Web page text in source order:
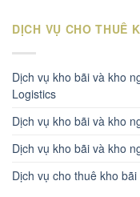
DỊCH VỤ CHO THUÊ
Dịch vụ kho bãi và kho
Logistics
Dịch vụ kho bãi và kho
Dịch vụ kho bãi và kho
Dịch vụ cho thuê kho